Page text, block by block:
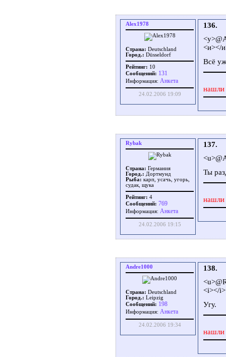
Alex1978
Страна: Deutschland
Город.: Düsseldorf
Рейтинг: 10
Сообщений: 131
Информация: Aнкета
24.02.2006 19:09
136.
<и></
Всё
нашли
Rybak
Страна: Германия
Город.: Дортмунд
Рыба: карп, усачь, угорь,
судак, щука
Рейтинг: 4
Сообщений: 769
Информация: Aнкета
24.02.2006 19:15
137.
Ты
нашли
Andre1000
Страна: Deutschland
Город.: Leipzig
Сообщений: 198
Информация: Aнкета
24.02.2006 19:34
138.
<i></i>
Угу.
нашли